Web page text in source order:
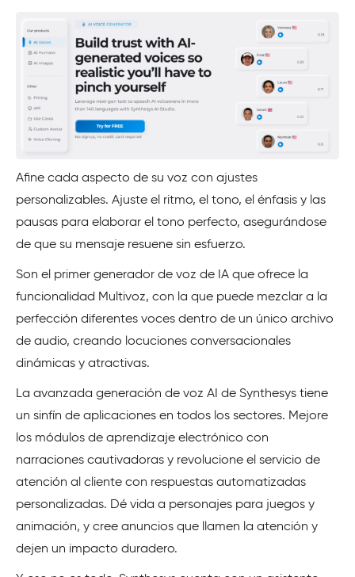
Afine cada aspecto de su voz con ajustes
personalizables. Ajuste el ritmo, el tono, el énfasis y las
pausas para elaborar el tono perfecto, asegurándose
de que su mensaje resuene sin esfuerzo.
Son el primer generador de voz de IA que ofrece la
funcionalidad Multivoz, con la que puede mezclar a la
perfección diferentes voces dentro de un único archivo
de audio, creando locuciones conversacionales
dinámicas y atractivas.
La avanzada generación de voz AI de Synthesys tiene
un sinfín de aplicaciones en todos los sectores. Mejore
los módulos de aprendizaje electrónico con
narraciones cautivadoras y revolucione el servicio de
atención al cliente con respuestas automatizadas
personalizadas. Dé vida a personajes para juegos y
animación, y cree anuncios que llamen la atención y
dejen un impacto duradero.